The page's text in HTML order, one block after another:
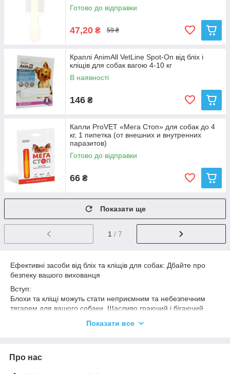
Готово до відправки
47,20 ₴ 59 ₴
Краплі AnimAll VetLine Spot-On від бліх і
кліщів для собак вагою 4-10 кг
В наявності
146 ₴
Капли ProVET «Мега Стоп» для собак до 4
кг, 1 пипетка (от внешних и внутренних
паразитов)
Готово до відправки
66 ₴
Показати ще
1 / 7
Ефективні засоби від бліх та кліщів для собак: Дбайте про
безпеку вашого вихованця
Вступ:
Блохи та кліщі можуть стати неприємним та небезпечним
тягарем для вашого собаки. Щасливо граючий і бігаючий
ці паразити можуть переносити. У цій статті ми розповімо про
1. Чому важливо захищати собак від бліх та кліщів: Ризики та
Показати все
Про нас